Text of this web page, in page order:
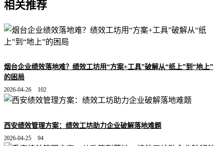
相关推荐
烟台企业绩效落地难？绩效工坊用“方案+工具”破解从“纸上”到“地上”
的困局
2026-04-26 102
西安绩效管理方案：绩效工坊助力企业破解落地难题
2026-04-25 94